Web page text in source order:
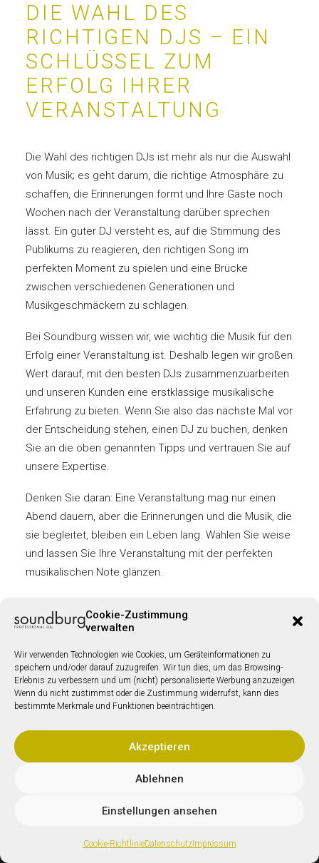
Cookie-Zustimmung
verwalten
Wir verwenden Technologien wie Cookies, um Geräteinformationen zu
speichern und/oder darauf zuzugreifen. Wir tun dies, um das Browsing-
Erlebnis zu verbessern und um (nicht) personalisierte Werbung anzuzeigen.
Wenn du nicht zustimmst oder die Zustimmung widerrufst, kann dies
bestimmte Merkmale und Funktionen beeinträchtigen.
Akzeptieren
Ablehnen
Einstellungen ansehen
Cookie-RichtlinieDatenschutzImpressum
DIE WAHL DES
RICHTIGEN DJS – EIN
SCHLÜSSEL ZUM
ERFOLG IHRER
VERANSTALTUNG
Die Wahl des richtigen DJs ist mehr als nur die Auswahl
von Musik; es geht darum, die richtige Atmosphäre zu
schaffen, die Erinnerungen formt und Ihre Gäste noch
Wochen nach der Veranstaltung darüber sprechen
lässt. Ein guter DJ versteht es, auf die Stimmung des
Publikums zu reagieren, den richtigen Song im
perfekten Moment zu spielen und eine Brücke
zwischen verschiedenen Generationen und
Musikgeschmäckern zu schlagen.
Bei Soundburg wissen wir, wie wichtig die Musik für den
Erfolg einer Veranstaltung ist. Deshalb legen wir großen
Wert darauf, mit den besten DJs zusammenzuarbeiten
und unseren Kunden eine erstklassige musikalische
Erfahrung zu bieten. Wenn Sie also das nächste Mal vor
der Entscheidung stehen, einen DJ zu buchen, denken
Sie an die oben genannten Tipps und vertrauen Sie auf
unsere Expertise.
Denken Sie daran: Eine Veranstaltung mag nur einen
Abend dauern, aber die Erinnerungen und die Musik, die
sie begleitet, bleiben ein Leben lang. Wählen Sie weise
und lassen Sie Ihre Veranstaltung mit der perfekten
musikalischen Note glänzen.
Lassen Sie uns
gemeinsam
unvergessliche
Momente für Sie und
Ihre Gäste schaffen!